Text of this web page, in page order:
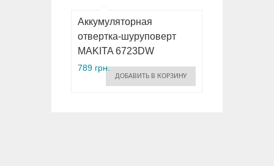
Аккумуляторная
отвертка-шуруповерт
MAKITA 6723DW
789 грн.
ДОБАВИТЬ В КОРЗИНУ